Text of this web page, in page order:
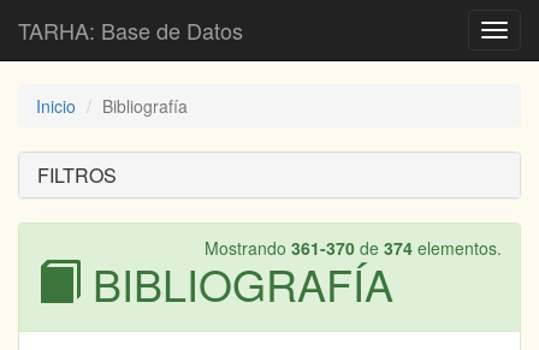
TARHA: Base de Datos
Inicio Bibliografía
FILTROS
Mostrando 361-370 de 374 elementos.
BIBLIOGRAFÍA